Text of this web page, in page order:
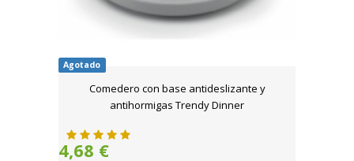
Agotado
Comedero con base antideslizante y
antihormigas Trendy Dinner
4,68 €